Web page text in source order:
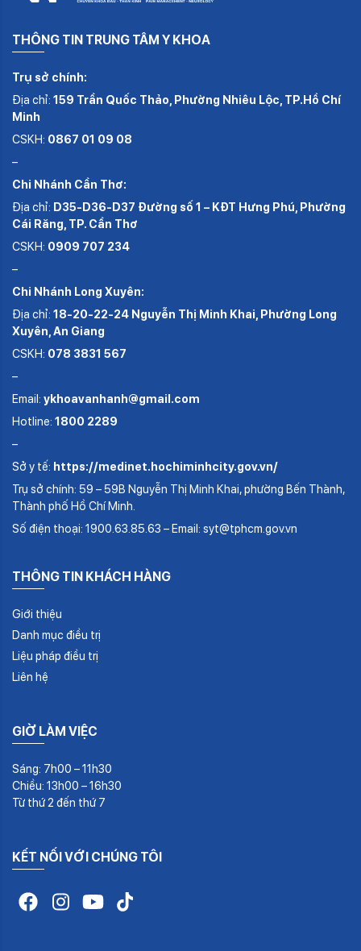
THÔNG TIN TRUNG TÂM Y KHOA
Trụ sở chính:
Địa chỉ: 159 Trần Quốc Thảo, Phường Nhiêu Lộc, TP.Hồ Chí
Minh
CSKH: 0867 01 09 08
–
Chi Nhánh Cần Thơ:
Địa chỉ: D35-D36-D37 Đường số 1 – KĐT Hưng Phú, Phường
Cái Răng, TP. Cần Thơ
CSKH: 0909 707 234
–
Chi Nhánh Long Xuyên:
Địa chỉ: 18-20-22-24 Nguyễn Thị Minh Khai, Phường Long
Xuyên, An Giang
CSKH: 078 3831 567
–
Email: ykhoavanhanh@gmail.com
Hotline: 1800 2289
–
Sở y tế: https://medinet.hochiminhcity.gov.vn/
Trụ sở chính: 59 – 59B Nguyễn Thị Minh Khai, phường Bến Thành,
Thành phố Hồ Chí Minh.
Số điện thoại: 1900.63.85.63 – Email: syt@tphcm.gov.vn
THÔNG TIN KHÁCH HÀNG
Giới thiệu
Danh mục điều trị
Liệu pháp điều trị
Liên hệ
GIỜ LÀM VIỆC
Sáng: 7h00 – 11h30
Chiều: 13h00 – 16h30
Từ thứ 2 đến thứ 7
KẾT NỐI VỚI CHÚNG TÔI